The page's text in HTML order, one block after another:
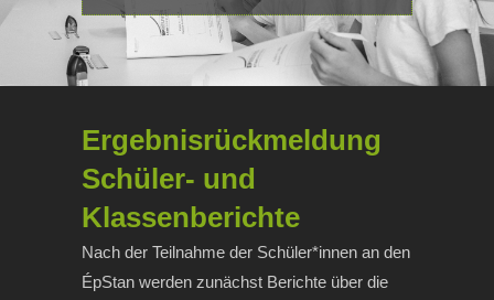
Ergebnisrückmeldung
Schüler- und
Klassenberichte
Nach der Teilnahme der Schüler*innen an den
ÉpStan werden zunächst Berichte über die